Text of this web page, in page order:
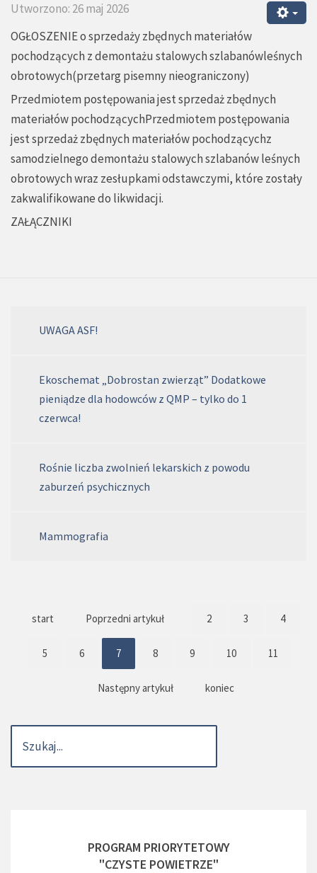
Utworzono: 26 maj 2026
OGŁOSZENIE o sprzedaży zbędnych materiałów
pochodzących z demontażu stalowych szlabanówleśnych
obrotowych(przetarg pisemny nieograniczony)
Przedmiotem postępowania jest sprzedaż zbędnych
materiałów pochodzącychPrzedmiotem postępowania
jest sprzedaż zbędnych materiałów pochodzącychz
samodzielnego demontażu stalowych szlabanów leśnych
obrotowych wraz zesłupkami odstawczymi, które zostały
zakwalifikowane do likwidacji.
ZAŁĄCZNIKI
UWAGA ASF!
Ekoschemat „Dobrostan zwierząt” Dodatkowe
pieniądze dla hodowców z QMP – tylko do 1
czerwca!
Rośnie liczba zwolnień lekarskich z powodu
zaburzeń psychicznych
Mammografia
start Poprzedni artykuł 2 3 4
5 6 7 8 9 10 11
Następny artykuł koniec
PROGRAM PRIORYTETOWY
"CZYSTE POWIETRZE"